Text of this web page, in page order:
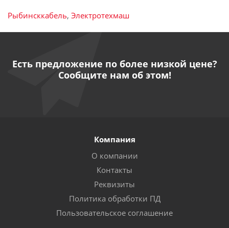
Рыбинсккабель, Электротехмаш
Есть предложение по более низкой цене?
Сообщите нам об этом!
Компания
О компании
Контакты
Реквизиты
Политика обработки ПД
Пользовательское соглашение